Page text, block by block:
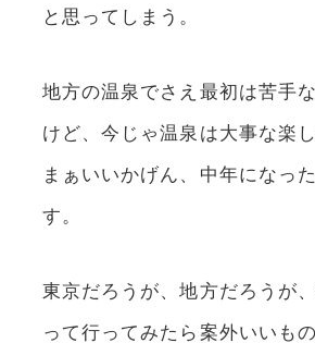
と思ってしまう。
地方の温泉でさえ最初は苦手
けど、今じゃ温泉は大事な楽
まぁいいかげん、中年になっ
す。
東京だろうが、地方だろうが
って行ってみたら案外いいも